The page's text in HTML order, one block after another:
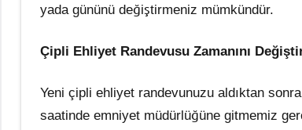
yada gününü değiştirmeniz mümkündür.
Çipli Ehliyet Randevusu Zamanını
Yeni çipli ehliyet randevunuzu aldıktan
saatinde emniyet müdürlüğüne gitmemiz